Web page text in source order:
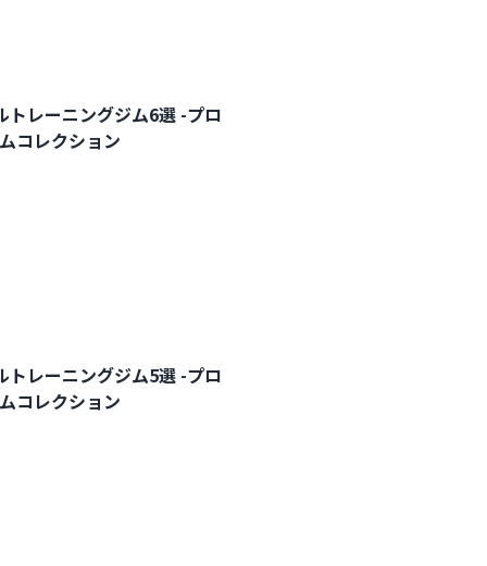
トレーニングジム6選 -プロ
コレクション
トレーニングジム5選 -プロ
コレクション